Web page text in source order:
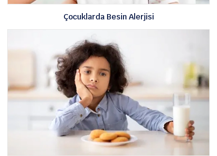
Çocuklarda Besin Alerjisi